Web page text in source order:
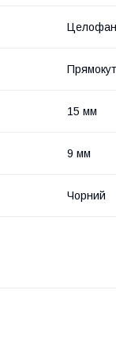
Целофан
15 мм
9 мм
Чорний